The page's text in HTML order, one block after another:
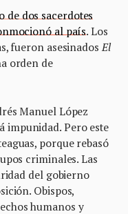
de dos sacerdotes
al país. Los
fueron asesinados El
orden de
Manuel López
impunidad. Pero este
porque rebasó
criminales. Las
del gobierno
Obispos,
humanos y